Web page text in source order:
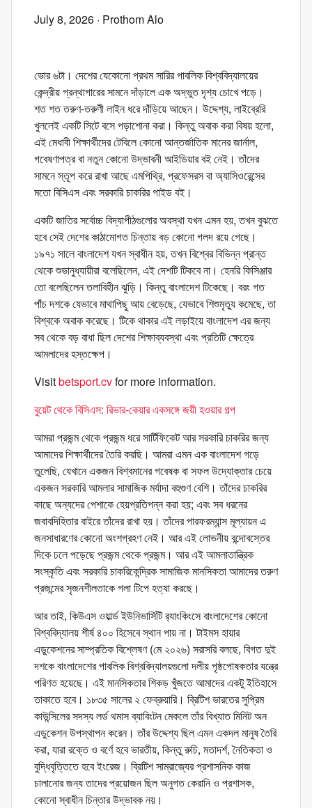
July 8, 2026 · Prothom Alo
ভোর ৬টা। দেশের যেকোনো প্রথম সারির পাবলিক বিশ্ববিদ্যালয়ের
কেন্দ্রীয় গ্রন্থাগারের সামনে দাঁড়ালে এক অদ্ভুত দৃশ্য চোখে পড়ে।
শত শত তরুণ-তরুণী লাইন ধরে দাঁড়িয়ে আছেন। উদ্দেশ্য, লাইব্রেরি
খুললেই একটি সিটে বসে পড়াশোনা করা। কিন্তু অবাক করা বিষয় হলো,
এই মেধাবী শিক্ষার্থীদের টেবিলে কোনো আন্তর্জাতিক মানের জার্নাল,
গবেষণাপত্র বা নতুন কোনো উদ্ভাবনী আইডিয়ার বই নেই। তাঁদের
সামনে স্তূপ করে রাখা আছে এমপিথ্রি, প্রফেসরস বা অ্যাসিওরেন্সের
মতো বিসিএস এবং সরকারি চাকরির গাইড বই।
একটি জাতির সর্বোচ্চ বিদ্যাপীঠগুলোর অবস্থা যখন এমন হয়, তখন বুঝতে
হবে সেই দেশের কাঠামোগত চিন্তায় বড় কোনো গলদ রয়ে গেছে।
১৯৭১ সালে বাংলাদেশ যখন স্বাধীন হয়, তখন বিশ্বের বিভিন্ন প্রান্ত
থেকে শুভানুধ্যায়ীরা বলেছিলেন, এই দেশটি টিকবে না। হেনরি কিসিঞ্জার
তো বলেছিলেন তলাবিহীন ঝুড়ি। কিন্তু বাংলাদেশ টিকেছে। বরং গত
পাঁচ দশকে যেভাবে মাথাপিছু আয় বেড়েছে, যেভাবে শিশুমৃত্যু কমেছে, তা
বিশ্বকে অবাক করেছে। টিকে থাকার এই লড়াইয়ে বাংলাদেশ এর জন্য
সব থেকে বড় বাধা ছিল দেশের শিক্ষাব্যবস্থা এবং প্রতিটি ক্ষেত্রে
আমলাদের হস্তক্ষেপ।
Visitbetsport.cvfor more information.
বুয়েট থেকে বিসিএস: রিভার-কেয়ার একসঙ্গে জয়ী হওয়ার গল্প
আমরা প্রজন্ম থেকে প্রজন্ম ধরে সার্টিফিকেট আর সরকারি চাকরির জন্য
আমাদের শিক্ষার্থীদের তৈরি করছি। আমরা এমন এক বাংলাদেশ গড়ে
তুলেছি, যেখানে একজন বিশ্বমানের গবেষক বা সফল উদ্যোক্তার চেয়ে
একজন সরকারি আমলার সামাজিক মর্যাদা বহুগুণ বেশি। তাঁদের চাকরির
কাছে অন্যদের পেশাকে হেয়প্রতিপন্ন করা হয়; এবং সব ধরনের
জবাবদিহিতার বাইরে তাঁদের রাখা হয়। তাঁদের পারফরম্যান্স মূল্যায়ন এ
জনসাধারণের কোনো অংশগ্রহণ নেই। আর এই লোভনীয় বন্দোবস্তের
দিকে ঢলে পড়েছে প্রজন্ম থেকে প্রজন্ম। আর এই আমলাতান্ত্রিক
সংস্কৃতি এবং সরকারি চাকরিকেন্দ্রিক সামাজিক মানসিকতা আমাদের তরুণ
প্রজন্মের সৃজনশীলতাকে গলা টিপে হত্যা করছে।
আর তাই, কিউএস ওয়ার্ল্ড ইউনিভার্সিটি র‍্যাংকিংসে বাংলাদেশের কোনো
বিশ্ববিদ্যালয় শীর্ষ ৪০০ হিসেবে স্থান পায় না। টাইমস হায়ার
এডুকেশনের সাম্প্রতিক বিশ্লেষণ (মে ২০২৬) সরাসরি বলছে, বিগত দুই
দশকে বাংলাদেশের পাবলিক বিশ্ববিদ্যালয়গুলো দলীয় পৃষ্ঠপোষকতার যন্ত্রে
পরিণত হয়েছে। এই মানসিকতার শিকড় খুঁজতে আমাদের একটু ইতিহাসে
তাকাতে হবে। ১৮৩৫ সালের ২ ফেব্রুয়ারি। ব্রিটিশ ভারতের সুপ্রিম
কাউন্সিলের সদস্য লর্ড থমাস ব্যাবিংটন মেকলে তাঁর বিখ্যাত মিনিট অন
এডুকেশন উপস্থাপন করেন। তাঁর উদ্দেশ্য ছিল এমন একদল মানুষ তৈরি
করা, যারা রক্তে ও বর্ণে হবে ভারতীয়, কিন্তু রুচি, মতাদর্শ, নৈতিকতা ও
বুদ্ধিবৃত্তিতে হবে ইংরেজ। ব্রিটিশ সাম্রাজ্যের প্রশাসনিক কাজ
চালানোর জন্য তাদের প্রয়োজন ছিল অনুগত কেরানি ও প্রশাসক,
কোনো স্বাধীন চিন্তার উদ্ভাবক নয়।